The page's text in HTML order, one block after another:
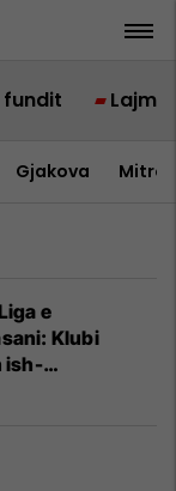
fundit Lajme
Gjakova
e
Klubi
ish-